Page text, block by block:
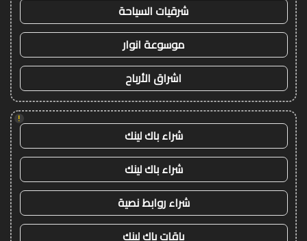
شرقيات السياحة
موسوعة انوار
اشراق الأرباح
!
شراء باك لينك
شراء باك لينك
شراء روابط نصية
باقات باك لينك